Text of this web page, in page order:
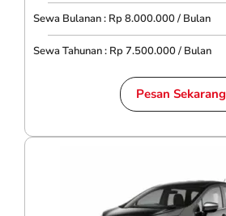
Sewa Bulanan : Rp 8.000.000 / Bulan
Sewa Tahunan : Rp 7.500.000 / Bulan
Pesan Sekarang